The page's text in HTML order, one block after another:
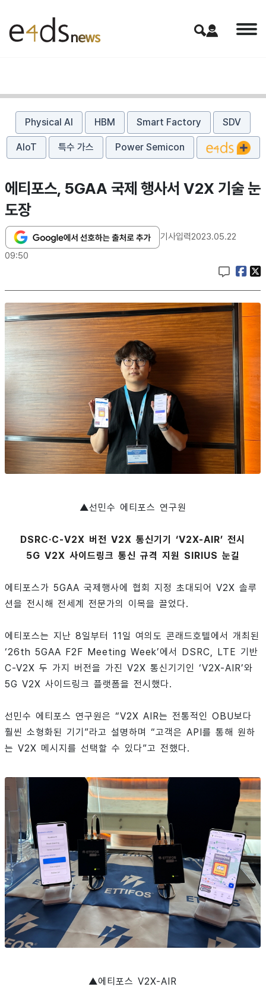
Physical AI HBM Smart Factory SDV
AIoT 특수 가스 Power Semicon
에티포스, 5GAA 국제 행사서 V2X 기술 눈
도장
기사입력2023.05.22
09:50
▲선민수 에티포스 연구원
DSRC·C-V2X 버전 V2X 통신기기 ‘V2X-AIR’ 전시
5G V2X 사이드링크 통신 규격 지원 SIRIUS 눈길
에티포스가 5GAA 국제행사에 협회 지정 초대되어 V2X 솔루
션을 전시해 전세계 전문가의 이목을 끌었다.
에티포스는 지난 8일부터 11일 여의도 콘래드호텔에서 개최된
‘26th 5GAA F2F Meeting Week’에서 DSRC, LTE 기반
C-V2X 두 가지 버전을 가진 V2X 통신기기인 ‘V2X-AIR’와
5G V2X 사이드링크 플랫폼을 전시했다.
선민수 에티포스 연구원은 “V2X AIR는 전통적인 OBU보다
훨씬 소형화된 기기”라고 설명하며 “고객은 API를 통해 원하
는 V2X 메시지를 선택할 수 있다”고 전했다.
▲에티포스 V2X-AIR